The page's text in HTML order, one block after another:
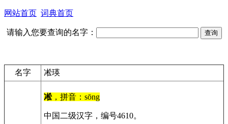
网站首页 词典首页
请输入您要查询的名字：
名字 凇瑛
凇，拼音：sōng
中国二级汉字，编号4610。